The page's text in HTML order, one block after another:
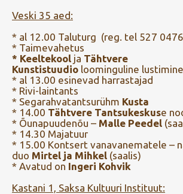
Veski 35 aed:
* al 12.00 Taluturg (reg. tel 527
* Taimevahetus
* Keeltekool ja Tähtvere
Kunstistuudio loominguline
* al 13.00 esinevad harrastajad
* Rivi-laintants
* Segarahvatantsurühm Kusta
* 14.00 Tähtvere Tantsukeskuse
* Õunapuudenõu – Malle Peedel
* 14.30 Majatuur
* 15.00 Kontsert vanavanematele –
duo Mirtel ja Mihkel (saalis)
* Avatud on Ingeri Kohvik
Kastani 1, Saksa Kultuuri Instituut: